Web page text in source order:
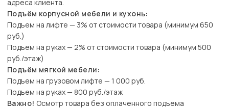
адреса клиента.
Подъём корпусной мебели и кухонь:
Подъем на лифте — 3% от стоимости товара (минимум 650
руб.)
Подъем на руках — 2% от стоимости товара (минимум 500
руб./этаж)
Подъём мягкой мебели:
Подъем на грузовом лифте — 1 000 руб.
Подъем на руках — 800 руб./этаж
Важно! Осмотр товара без оплаченного подъема